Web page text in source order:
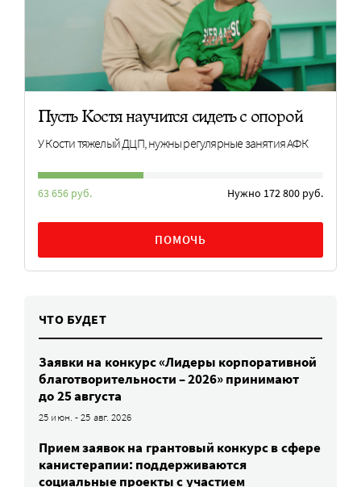
Пусть Костя научится сидеть с опорой
У Кости тяжелый ДЦП, нужны регулярные занятия АФК
63 656 руб. Нужно 172 800 руб.
ПОМОЧЬ
ЧТО БУДЕТ
Заявки на конкурс «Лидеры корпоративной
благотворительности – 2026» принимают
до 25 августа
25 июн. - 25 авг. 2026
Прием заявок на грантовый конкурс в сфере
канистерапии: поддерживаются
социальные проекты с участием